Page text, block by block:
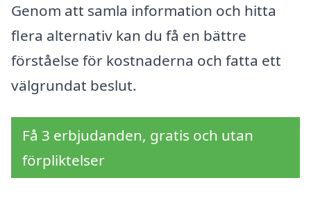
Genom att samla information och hitta
flera alternativ kan du få en bättre
förståelse för kostnaderna och fatta ett
välgrundat beslut.
Få 3 erbjudanden, gratis och utan
förpliktelser